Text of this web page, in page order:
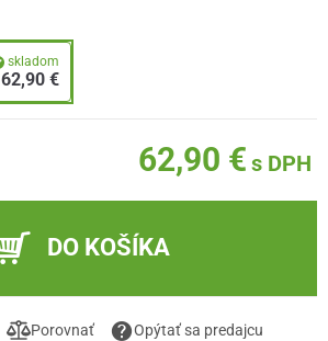
skladom
62,90 €
62,90 € s DPH
DO KOŠÍKA
Porovnať Opýtať sa predajcu